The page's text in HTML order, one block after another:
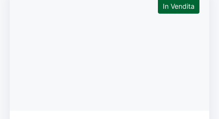
In Vendita